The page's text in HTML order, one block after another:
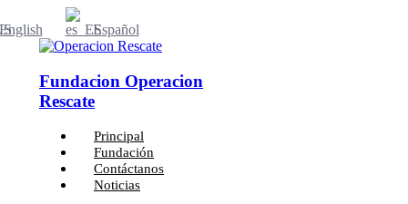
Español
Fundacion Operacion
Rescate
Principal
Fundación
Contáctanos
Noticias